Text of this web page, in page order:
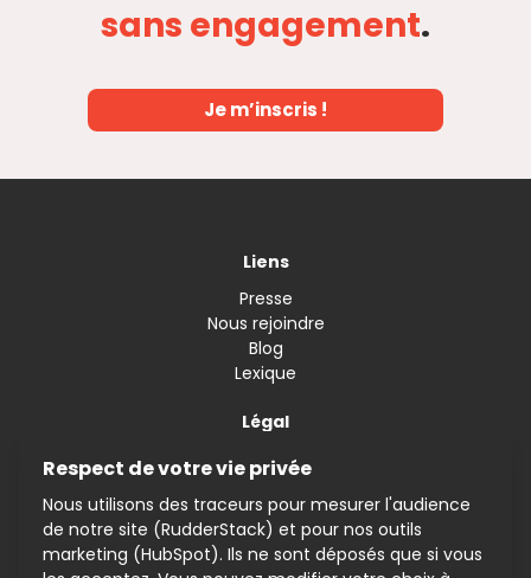
sans engagement.
Je m’inscris !
Liens
Presse
Nous rejoindre
Blog
Lexique
Légal
Confidentialité
Mentions Légales
CGV
Gérer mes cookies
Respect de votre vie privée
Nous utilisons des traceurs pour mesurer l'audience
de notre site (RudderStack) et pour nos outils
marketing (HubSpot). Ils ne sont déposés que si vous